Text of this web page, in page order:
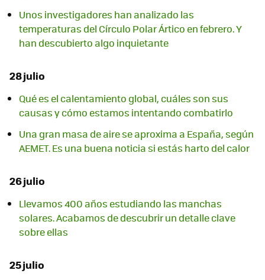
Unos investigadores han analizado las
temperaturas del Círculo Polar Ártico en febrero. Y
han descubierto algo inquietante
28 julio
Qué es el calentamiento global, cuáles son sus
causas y cómo estamos intentando combatirlo
Una gran masa de aire se aproxima a España, según
AEMET. Es una buena noticia si estás harto del calor
26 julio
Llevamos 400 años estudiando las manchas
solares. Acabamos de descubrir un detalle clave
sobre ellas
25 julio